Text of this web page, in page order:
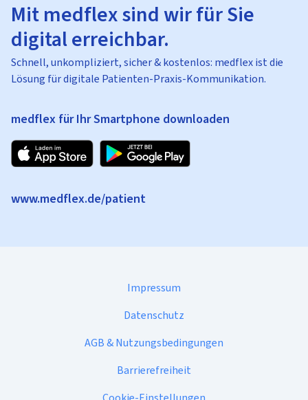
Mit medflex sind wir für Sie
digital erreichbar.
Schnell, unkompliziert, sicher & kostenlos: medflex ist die
Lösung für digitale Patienten-Praxis-Kommunikation.
medflex für Ihr Smartphone downloaden
www.medflex.de/patient
Impressum
Datenschutz
AGB & Nutzungsbedingungen
Barrierefreiheit